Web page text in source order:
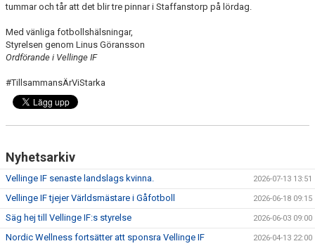
tummar och tår att det blir tre pinnar i Staffanstorp på lördag.
Med vänliga fotbollshälsningar,
Styrelsen genom Linus Göransson
Ordförande i Vellinge IF
#TillsammansÄrViStarka
Nyhetsarkiv
Vellinge IF senaste landslags kvinna. 2026-07-13 13:51
Vellinge IF tjejer Världsmästare i Gåfotboll 2026-06-18 09:15
Säg hej till Vellinge IF:s styrelse 2026-06-03 09:00
Nordic Wellness fortsätter att sponsra Vellinge IF 2026-04-13 22:00